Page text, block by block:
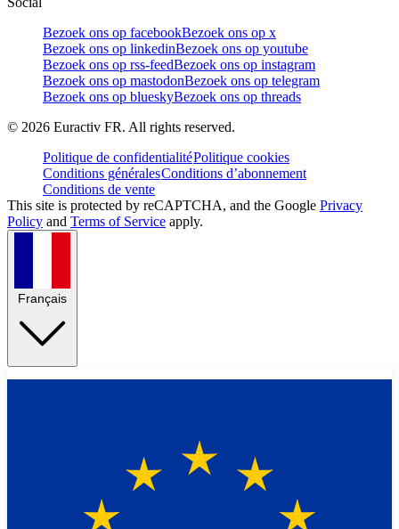
Bezoek ons op facebookBezoek ons op x
Bezoek ons op linkedinBezoek ons op youtube
Bezoek ons op rss-feedBezoek ons op instagram
Bezoek ons op mastodonBezoek ons op telegram
Bezoek ons op blueskyBezoek ons op threads
© 2026 Euractiv FR. All rights reserved.
Politique de confidentialitéPolitique cookies
Conditions généralesConditions d’abonnement
Conditions de vente
This site is protected by reCAPTCHA, and the Google Privacy
Policy and Terms of Service apply.
Français